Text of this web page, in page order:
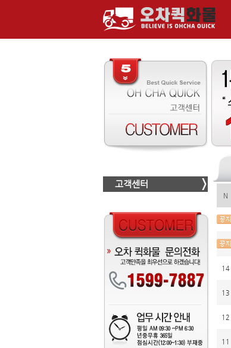
고객센터
N
14
13
12
11